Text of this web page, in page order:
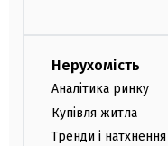
Нерухомість
Аналітика ринку
Купівля житла
Тренди і натхнення